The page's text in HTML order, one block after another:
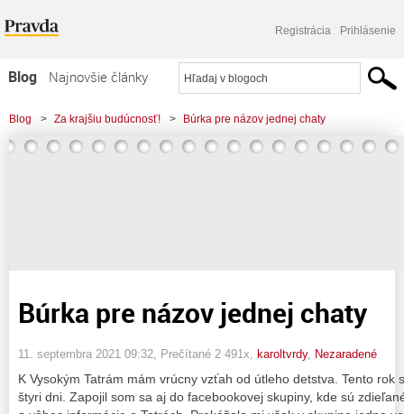
Registrácia Prihlásenie
Blog
Najnovšie články
Najčítanejšie články
Najkomentovanejšie články
Blog > Za krajšiu budúcnosť! > Búrka pre názov jednej chaty
Búrka pre názov jednej chaty
11. septembra 2021 09:32 , Prečítané 2 491x, karoltvrdy, Nezaradené
K Vysokým Tatrám mám vrúcny vzťah od útleho detstva. Tento rok
štyri dni. Zapojil som sa aj do facebookovej skupiny, kde sú